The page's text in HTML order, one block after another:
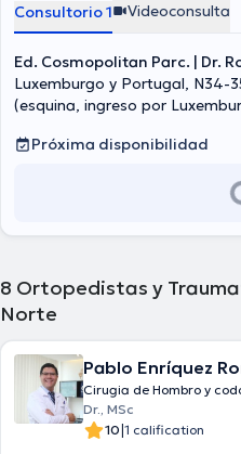
Consultorio 1 Videoconsulta
Ed. Cosmopolitan Parc. | Dr.
Luxemburgo y Portugal, N34-
(esquina, ingreso por
Próxima disponibilidad
8 Ortopedistas y
Norte
Pablo Enríquez
Cirugia de Hombro y
Dr., MSc
10|1 calification